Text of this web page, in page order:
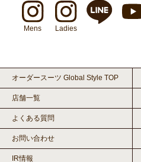
Mens Ladies
オーダースーツ Global Style TOP
店舗一覧
よくある質問
お問い合わせ
IR情報